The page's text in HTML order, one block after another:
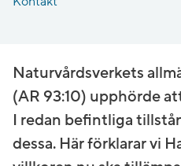
Naturvårdsverkets
(AR 93:10) upphörde
I redan befintliga
dessa. Här förklarar vi